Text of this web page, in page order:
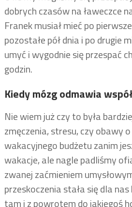
dobrych czasów na ławeczce
Franek musiał mieć po
pozostałe pół dnia i po drugie
umyć i wygodnie się przespać
godzin.
Kiedy mózg odmawia
Nie wiem już czy to była
zmęczenia, stresu, czy obawy
wakacyjnego budżetu zanim
wakacje, ale nagle padliśmy
zwanej zaćmieniem
przeskoczenia stała się dla
tam i z powrotem do jakiegoś